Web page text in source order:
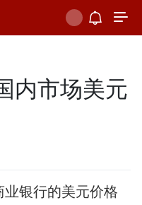
内市场美元
业银行的美元价格